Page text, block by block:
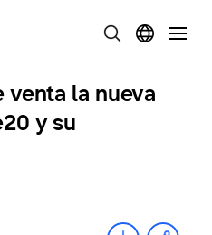
venta la nueva
y su